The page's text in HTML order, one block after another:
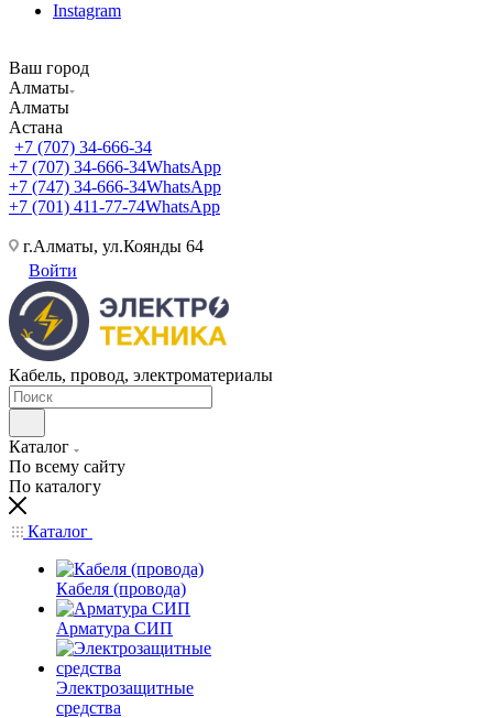
Instagram
Ваш город
Алматы
Алматы
Астана
+7 (707) 34-666-34
+7 (707) 34-666-34WhatsApp
+7 (747) 34-666-34WhatsApp
+7 (701) 411-77-74WhatsApp
г.Алматы, ул.Коянды 64
Войти
Кабель, провод, электроматериалы
Каталог
По всему сайту
По каталогу
Каталог
Кабеля (провода)
Арматура СИП
Электрозащитные
средства